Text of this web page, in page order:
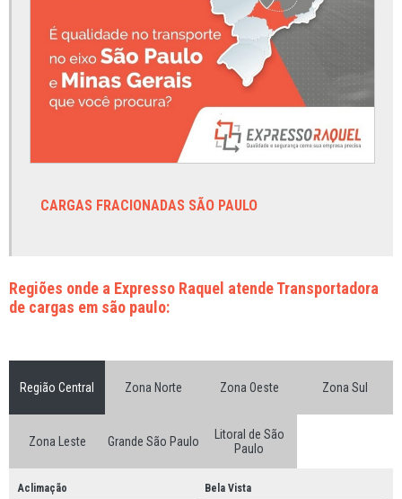
Transportadora de cargas
Transportadora de cargas em são paulo
Transportadora de cargas especiais
Transportadora de cargas pequenas
Transportadora de fracionado rio grande do sul
Transportadora de fracionados
Transportadora de químicos
CARGAS FRACIONADAS SÃO PAULO
Regiões onde a Expresso Raquel atende Transportadora
de cargas em são paulo:
Região Central Zona Norte Zona Oeste Zona Sul
Zona Leste Grande São Paulo
Litoral de São
Paulo
Aclimação Bela Vista